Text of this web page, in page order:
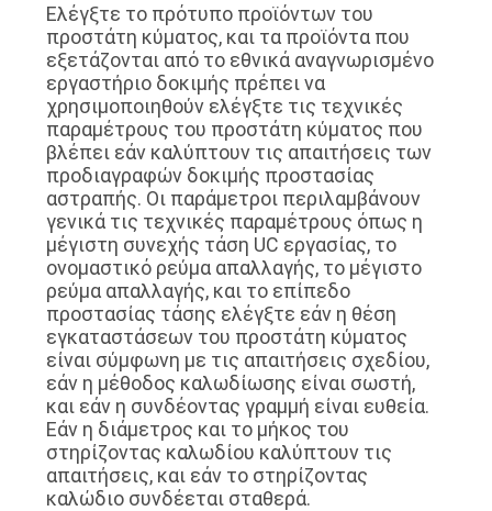
Ελέγξτε το πρότυπο προϊόντων του
προστάτη κύματος, και τα προϊόντα που
εξετάζονται από το εθνικά αναγνωρισμένο
εργαστήριο δοκιμής πρέπει να
χρησιμοποιηθούν ελέγξτε τις τεχνικές
παραμέτρους του προστάτη κύματος που
βλέπει εάν καλύπτουν τις απαιτήσεις των
προδιαγραφών δοκιμής προστασίας
αστραπής. Οι παράμετροι περιλαμβάνουν
γενικά τις τεχνικές παραμέτρους όπως η
μέγιστη συνεχής τάση UC εργασίας, το
ονομαστικό ρεύμα απαλλαγής, το μέγιστο
ρεύμα απαλλαγής, και το επίπεδο
προστασίας τάσης ελέγξτε εάν η θέση
εγκαταστάσεων του προστάτη κύματος
είναι σύμφωνη με τις απαιτήσεις σχεδίου,
εάν η μέθοδος καλωδίωσης είναι σωστή,
και εάν η συνδέοντας γραμμή είναι ευθεία.
Εάν η διάμετρος και το μήκος του
στηρίζοντας καλωδίου καλύπτουν τις
απαιτήσεις, και εάν το στηρίζοντας
καλώδιο συνδέεται σταθερά.